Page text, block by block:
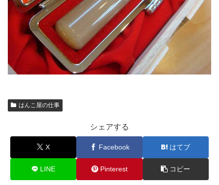
はんこ屋の仕事
シェアする
X Facebook はてブ
LINE Pinterest コピー